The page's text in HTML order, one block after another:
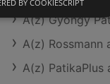
A(z) Gyöngy
A(z) Rossmann
A(z) PatikaPlus
BY COOKIESCRIPT